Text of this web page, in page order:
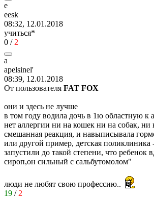
e
eesk
08:32, 12.01.2018
учиться*
0 / 2
a
apelsinel'
08:39, 12.01.2018
От пользователя FAT FOX
они и здесь не лучше
в том году водила дочь в 1ю областную к
нет аллергии ни на кошек ни на собак, ни
смешанная реакция, и навыписывала
или другой пример, детская
запустили до такой степени, что
сироп,он сильный с сальбутомолом"
люди не любят свою профессию..
19 / 2